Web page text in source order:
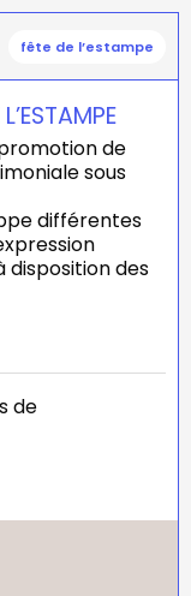
fête de l’estampe
de
sous
différentes
disposition des
de